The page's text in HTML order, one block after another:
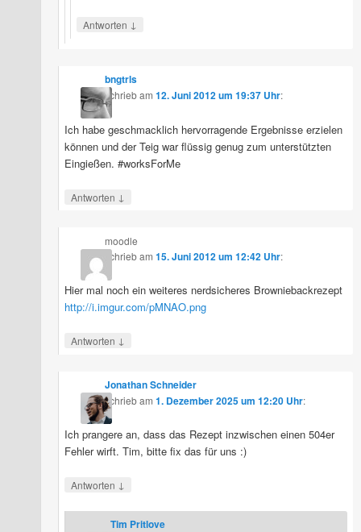
Antworten ↓
bngtrls
schriebam 12. Juni 2012 um 19:37 Uhr:
Ich habe geschmacklich hervorragende Ergebnisse erzielen
können und der Teig war flüssig genug zum unterstützten
Eingießen. #worksForMe
Antworten ↓
moodle
schriebam 15. Juni 2012 um 12:42 Uhr:
Hier mal noch ein weiteres nerdsicheres Browniebackrezept
http://i.imgur.com/pMNAO.png
Antworten ↓
Jonathan Schneider
schriebam 1. Dezember 2025 um 12:20 Uhr:
Ich prangere an, dass das Rezept inzwischen einen 504er
Fehler wirft. Tim, bitte fix das für uns :)
Antworten ↓
Tim Pritlove